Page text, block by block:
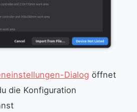
Dialog öffnet
die Konfiguration